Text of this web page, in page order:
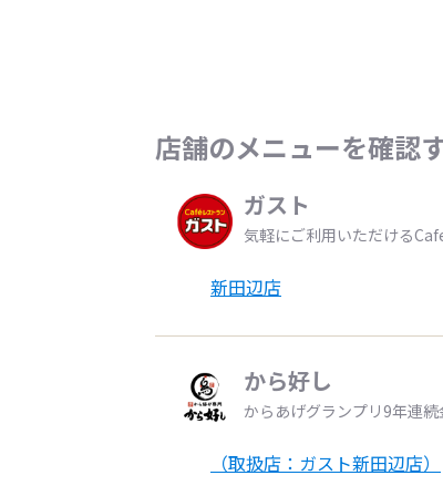
店舗のメニューを確認
ガスト
気軽にご利用いただける
新田辺店
から好し
からあげグランプリ9年連
（取扱店：ガスト新田辺店）